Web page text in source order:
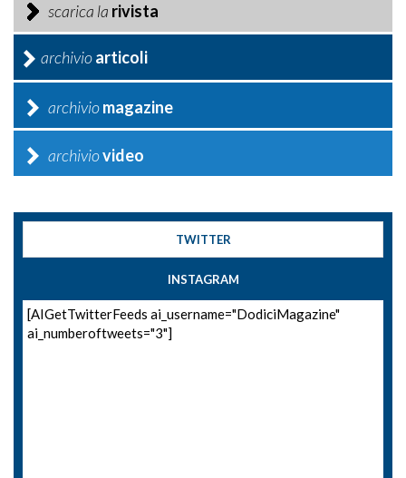
scarica la rivista
archivioarticoli
archiviomagazine
archiviovideo
TWITTER
INSTAGRAM
[AIGetTwitterFeeds ai_username="DodiciMagazine"
ai_numberoftweets="3"]